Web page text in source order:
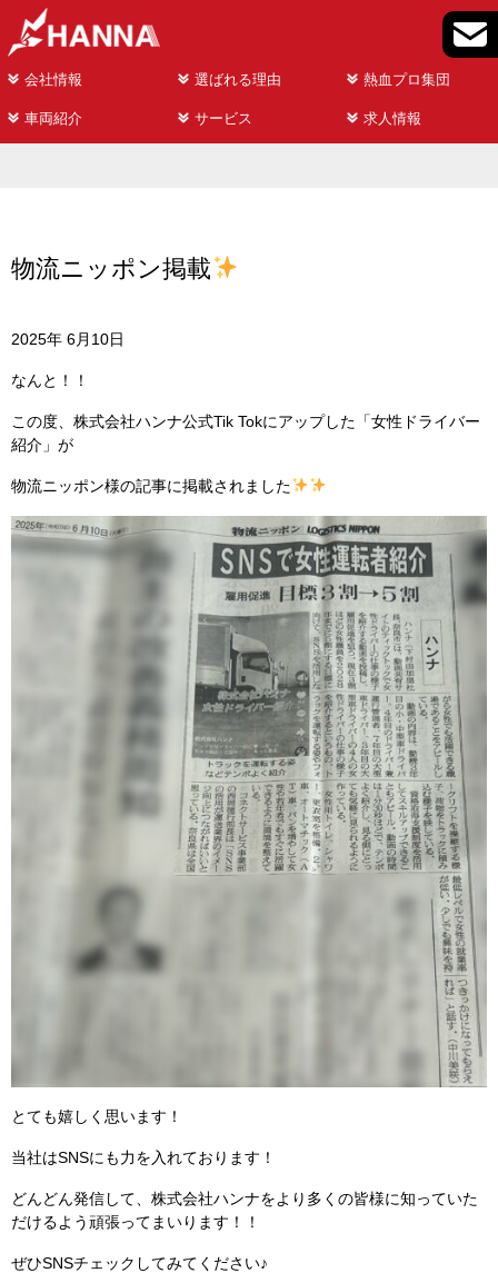
会社情報 選ばれる理由 熱血プロ集団
車両紹介 サービス 求人情報
物流ニッポン掲載
2025年 6月10日
なんと！！
この度、株式会社ハンナ公式Tik Tokにアップした「女性ドライバー
紹介」が
物流ニッポン様の記事に掲載されました
とても嬉しく思います！
当社はSNSにも力を入れております！
どんどん発信して、株式会社ハンナをより多くの皆様に知っていた
だけるよう頑張ってまいります！！
ぜひSNSチェックしてみてください♪